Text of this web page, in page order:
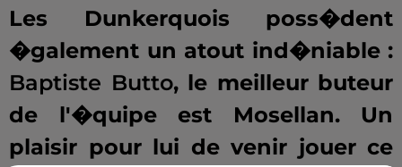
Les Dunkerquois poss�dent
�galement un atout ind�niable :
Baptiste Butto, le meilleur buteur
de l'�quipe est Mosellan. Un
plaisir pour lui de venir jouer ce